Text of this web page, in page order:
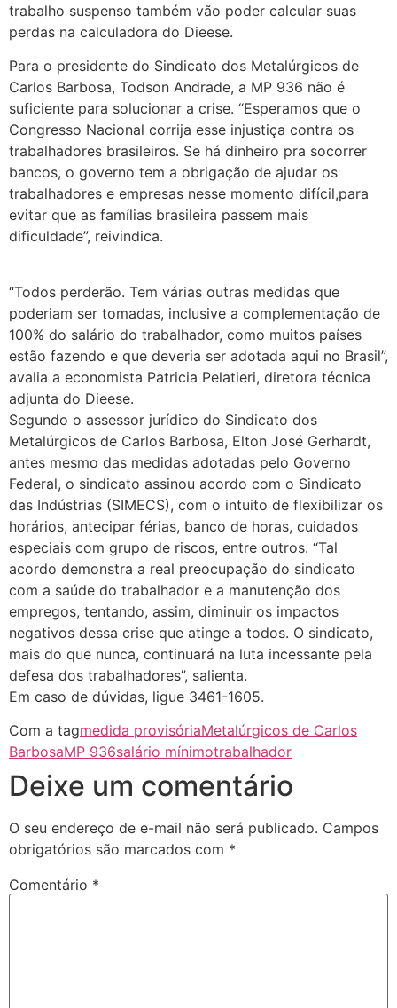
trabalho suspenso também vão poder calcular suas
perdas na calculadora do Dieese.
Para o presidente do Sindicato dos Metalúrgicos de
Carlos Barbosa, Todson Andrade, a MP 936 não é
suficiente para solucionar a crise. “Esperamos que o
Congresso Nacional corrija esse injustiça contra os
trabalhadores brasileiros. Se há dinheiro pra socorrer
bancos, o governo tem a obrigação de ajudar os
trabalhadores e empresas nesse momento difícil,para
evitar que as famílias brasileira passem mais
dificuldade”, reivindica.
“Todos perderão. Tem várias outras medidas que
poderiam ser tomadas, inclusive a complementação de
100% do salário do trabalhador, como muitos países
estão fazendo e que deveria ser adotada aqui no Brasil”,
avalia a economista Patricia Pelatieri, diretora técnica
adjunta do Dieese.
Segundo o assessor jurídico do Sindicato dos
Metalúrgicos de Carlos Barbosa, Elton José Gerhardt,
antes mesmo das medidas adotadas pelo Governo
Federal, o sindicato assinou acordo com o Sindicato
das Indústrias (SIMECS), com o intuito de flexibilizar os
horários, antecipar férias, banco de horas, cuidados
especiais com grupo de riscos, entre outros. “Tal
acordo demonstra a real preocupação do sindicato
com a saúde do trabalhador e a manutenção dos
empregos, tentando, assim, diminuir os impactos
negativos dessa crise que atinge a todos. O sindicato,
mais do que nunca, continuará na luta incessante pela
defesa dos trabalhadores”, salienta.
Em caso de dúvidas, ligue 3461-1605.
Com a tagmedida provisóriaMetalúrgicos de Carlos
BarbosaMP 936salário mínimotrabalhador
Deixe um comentário
O seu endereço de e-mail não será publicado. Campos
obrigatórios são marcados com *
Comentário *